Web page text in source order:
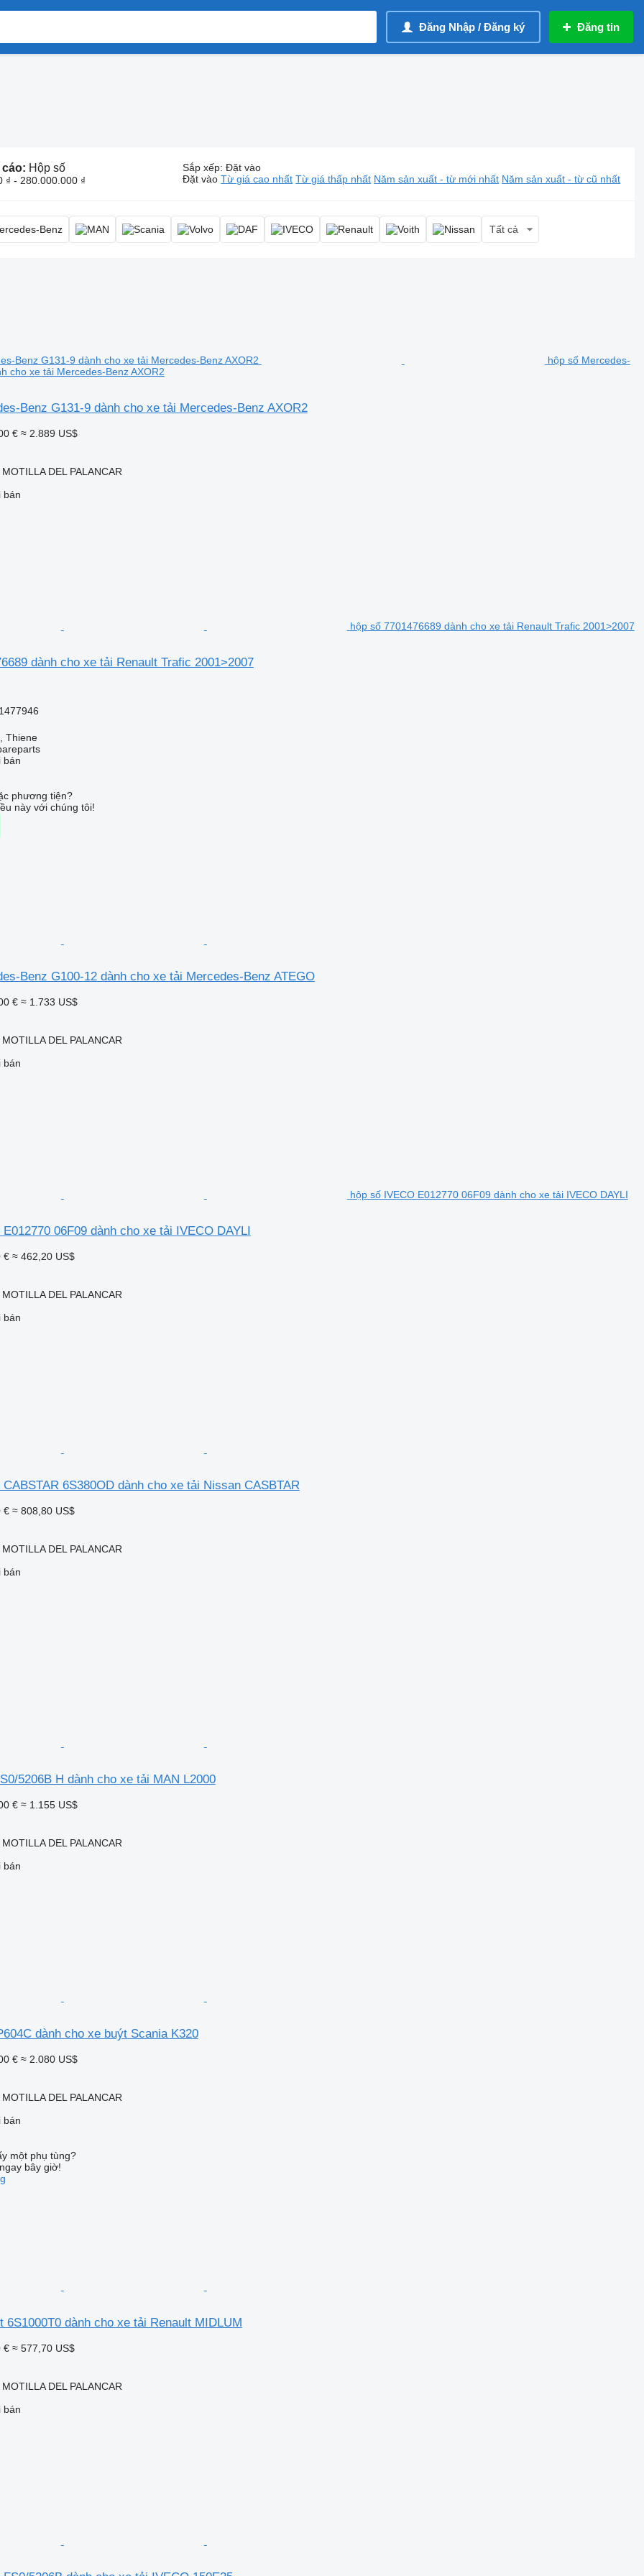
Đăng Nhập / Đăng ký Đăng tin
cáo: Hộp số
₫ - 280.000.000 ₫
Sắp xếp: Đặt vào
Đặt vào Từ giá cao nhất Từ giá thấp nhất Năm sản xuất - từ mới nhất Năm sản xuất - từ cũ nhất
Tất cả
hộp số Mercedes-
cho xe tải Mercedes-Benz AXOR2
Benz G131-9 dành cho xe tải Mercedes-Benz AXOR2
€ ≈ 2.889 US$
DEL PALANCAR
bán
hộp số 7701476689 dành cho xe tải Renault Trafic 2001>2007
dành cho xe tải Renault Trafic 2001>2007
Thiene
bán
phương tiện?
này với chúng tôi!
Benz G100-12 dành cho xe tải Mercedes-Benz ATEGO
€ ≈ 1.733 US$
DEL PALANCAR
bán
hộp số IVECO E012770 06F09 dành cho xe tải IVECO DAYLI
06F09 dành cho xe tải IVECO DAYLI
€ ≈ 462,20 US$
DEL PALANCAR
bán
6S380OD dành cho xe tải Nissan CASBTAR
€ ≈ 808,80 US$
DEL PALANCAR
bán
5206B H dành cho xe tải MAN L2000
€ ≈ 1.155 US$
DEL PALANCAR
bán
dành cho xe buýt Scania K320
€ ≈ 2.080 US$
DEL PALANCAR
bán
một phụ tùng?
bây giờ!
6S1000T0 dành cho xe tải Renault MIDLUM
€ ≈ 577,70 US$
DEL PALANCAR
bán